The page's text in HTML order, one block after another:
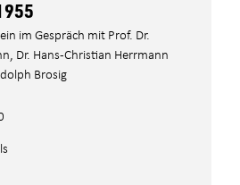
im Gespräch mit Prof. Dr.
Dr. Hans-Christian Herrmann
Brosig